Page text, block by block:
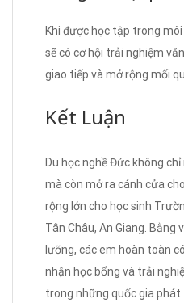
Khi được học tập trong
sẽ có cơ hội trải nghiệm
giao tiếp và mở rộng mối
Kết Luận
Du học nghề Đức không
mà còn mở ra cánh cửa
rộng lớn cho học sinh
Tân Châu, An Giang. Bằng
lưỡng, các em hoàn toàn
nhận học bổng và trải
trong những quốc gia phát